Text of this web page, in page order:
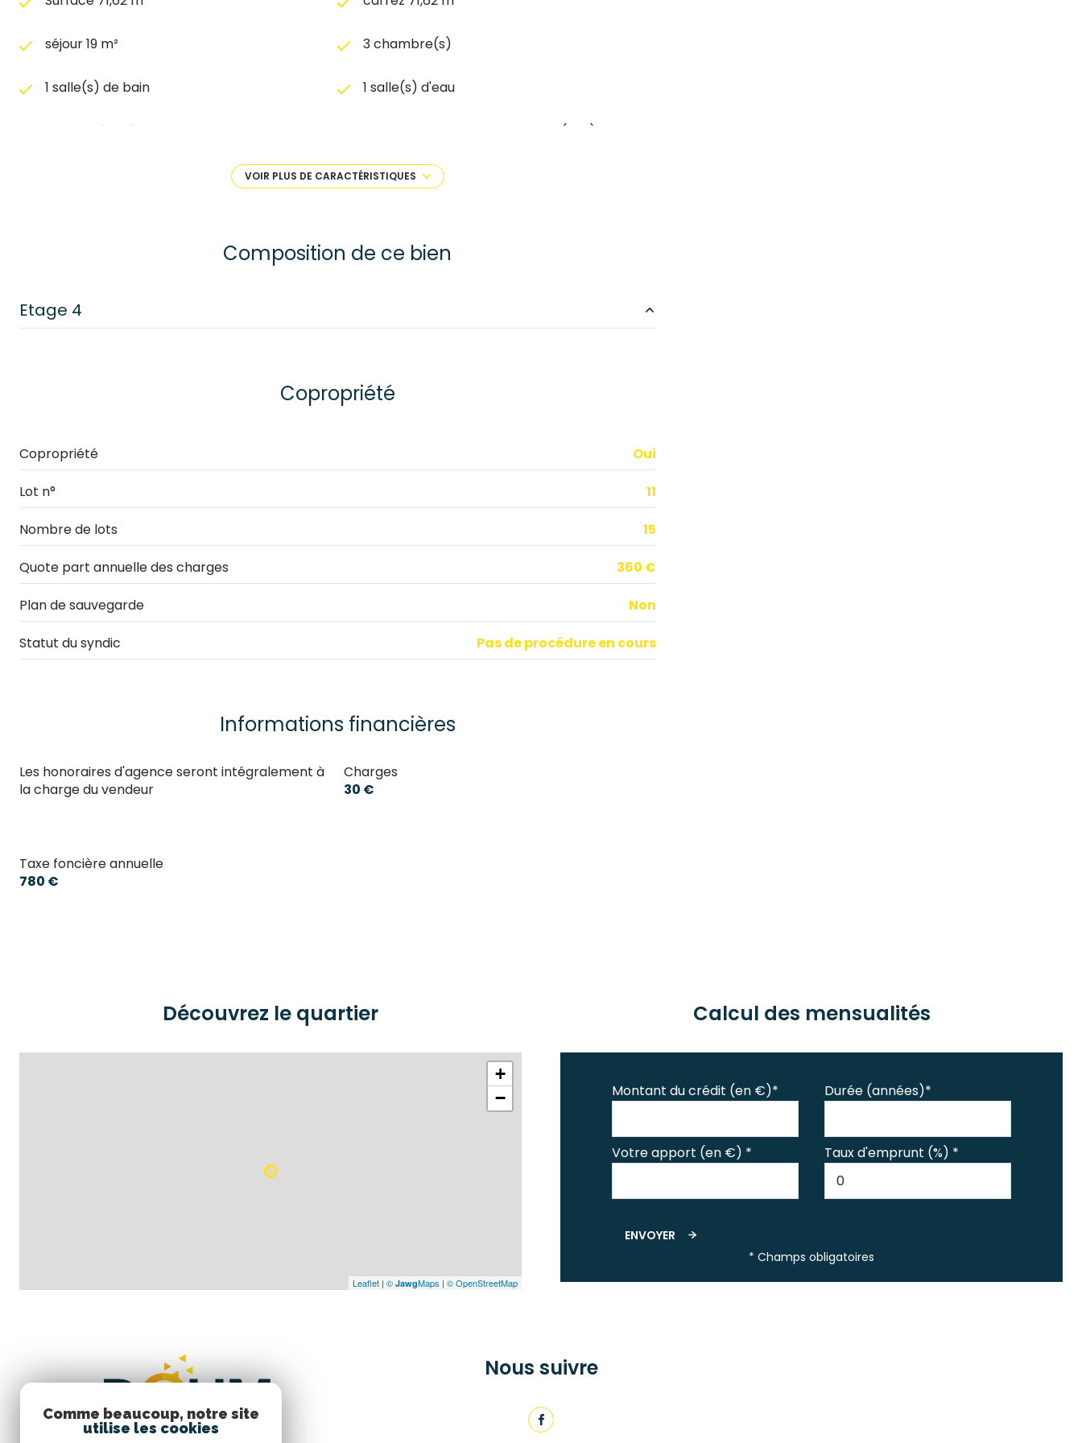
séjour 19 m² 3 chambre(s)
1 salle(s) de bain 1 salle(s) d'eau
cuisine séparée Chauffage individuel : radiateur (gaz)
1 niveau(x)
VOIR PLUS DE CARACTÉRISTIQUES
Composition de ce bien
Etage 4
cuisine
17 m²
salle de bain
4 m²
WC
1 m²
Copropriété
Copropriété Oui
Lot n° 11
Nombre de lots 15
Quote part annuelle des charges 360 €
Plan de sauvegarde Non
Statut du syndic Pas de procédure en cours
Informations financières
Les honoraires d'agence seront intégralement à
la charge du vendeur
Charges
30 €
Taxe foncière annuelle
780 €
Découvrez le quartier
+
−
Leaflet | © JawgMaps | © OpenStreetMap
Calcul des mensualités
Montant du crédit (en €)* Durée (années)*
Votre apport (en €) * Taux d'emprunt (%) *
ENVOYER
* Champs obligatoires
Nous suivre
Comme beaucoup, notre site
utilise les cookies